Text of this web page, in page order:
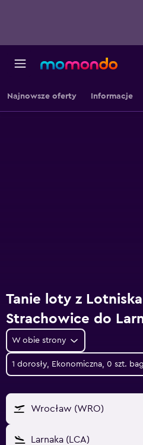
Najnowsze oferty Informacje
Tanie loty z
Strachowice do
W obie strony
1 dorosły, Ekonomiczna, 0 szt.
Wrocław (WRO)
Larnaka (LCA)